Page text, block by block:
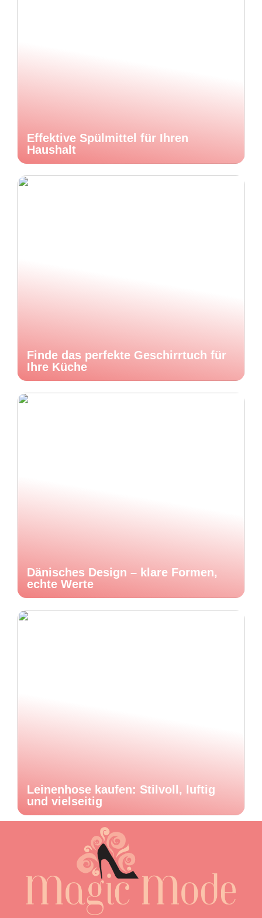
Effektive Spülmittel für Ihren
Haushalt
Finde das perfekte Geschirrtuch für
Ihre Küche
Dänisches Design – klare Formen,
echte Werte
Leinenhose kaufen: Stilvoll, luftig
und vielseitig